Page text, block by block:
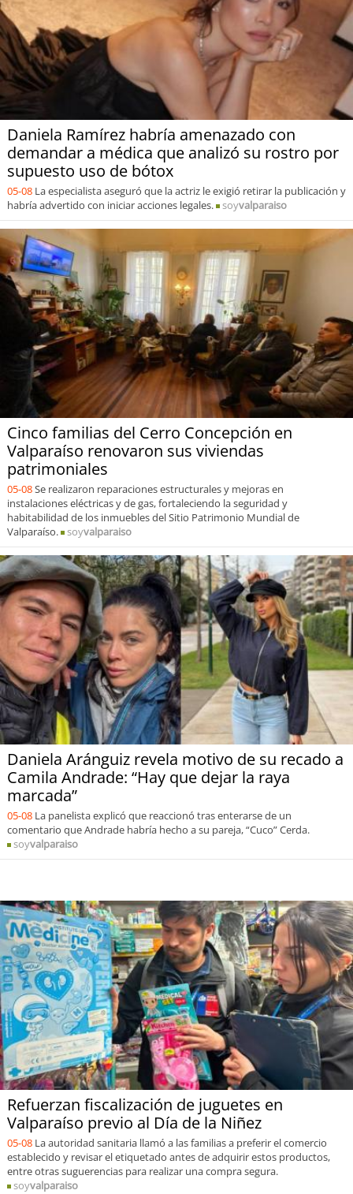
Daniela Ramírez habría amenazado con
demandar a médica que analizó su rostro por
supuesto uso de bótox
05-08 La especialista aseguró que la actriz le exigió retirar la publicación y
habría advertido con iniciar acciones legales.
soyvalparaiso
Cinco familias del Cerro Concepción en
Valparaíso renovaron sus viviendas
patrimoniales
05-08Se realizaron reparaciones estructurales y mejoras en
instalaciones eléctricas y de gas, fortaleciendo la seguridad y
habitabilidad de los inmuebles del Sitio Patrimonio Mundial de
Valparaíso.
soyvalparaiso
Daniela Aránguiz revela motivo de su recado a
Camila Andrade: “Hay que dejar la raya
marcada”
05-08 La panelista explicó que reaccionó tras enterarse de un
comentario que Andrade habría hecho a su pareja, “Cuco” Cerda.
soyvalparaiso
Refuerzan fiscalización de juguetes en
Valparaíso previo al Día de la Niñez
05-08 La autoridad sanitaria llamó a las familias a preferir el comercio
establecido y revisar el etiquetado antes de adquirir estos productos,
entre otras suguerencias para realizar una compra segura.
soyvalparaiso